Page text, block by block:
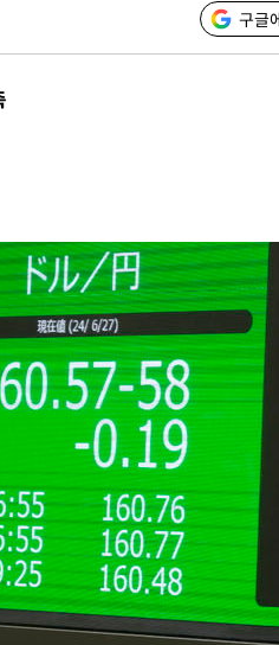
공대 교수…이
징계 절차 개시
역총액
기소
명 사망
피뇨"-- CDC
관련 압수수색
비[내일날씨]
모리 수요 선제 대
VC 입단
구 '5승 2무'
감
에 마쳐
40도
정본부장 기소
사 재개"
구글